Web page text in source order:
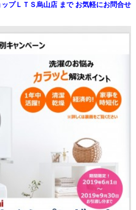
プＬＴＳ烏山店 まで お気軽にお問合せ